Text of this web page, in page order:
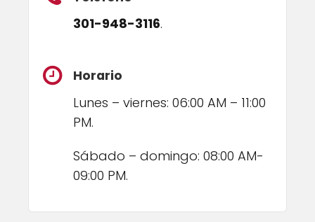
301-948-3116.
Horario
Lunes – viernes: 06:00 AM – 11:00
PM.
Sábado – domingo: 08:00 AM-
09:00 PM.